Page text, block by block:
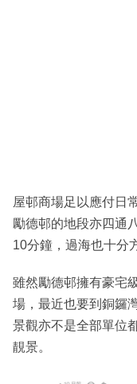
屋邨商場足以應付日
勵德邨的地段亦四通
10分鐘，過海也十分
雖然勵德邨擁有豪宅
場，最近也要到銅鑼
景觀亦不是全部單位
靚景。